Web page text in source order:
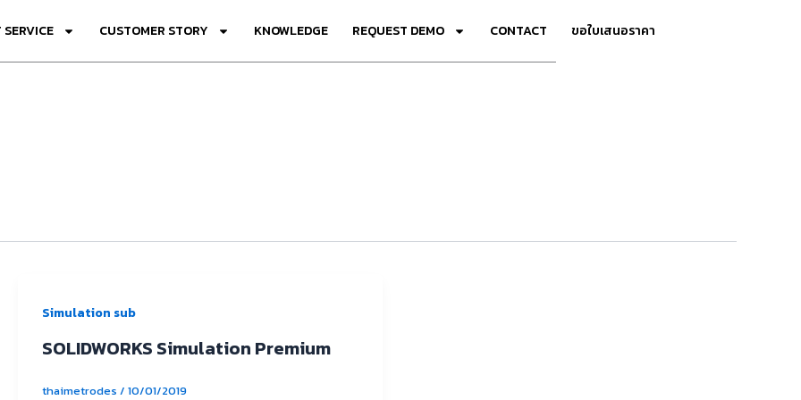
CUSTOMER STORY KNOWLEDGE REQUEST DEMO CONTACT ขอใบเสนอราคา
Simulation sub
SOLIDWORKS Simulation Premium
thaimetrodes / 10/01/2019